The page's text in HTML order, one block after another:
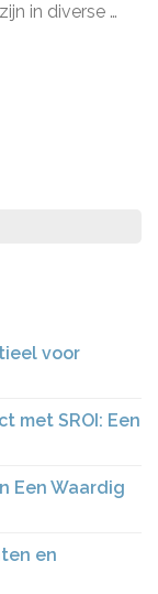
in diverse …
voor
met SROI: Een
Een Waardig
en